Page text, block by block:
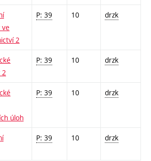
2
P: 39 10 drzk
2
P: 39 10 drzk
úloh
P: 39 10 drzk
P: 39 10 drzk